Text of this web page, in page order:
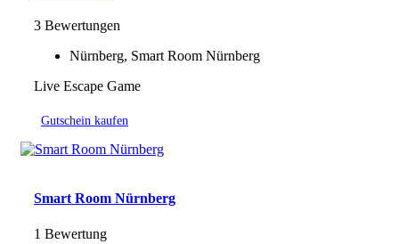
3 Bewertungen
Nürnberg, Smart Room Nürnberg
Live Escape Game
Gutschein kaufen
Smart Room Nürnberg
1 Bewertung